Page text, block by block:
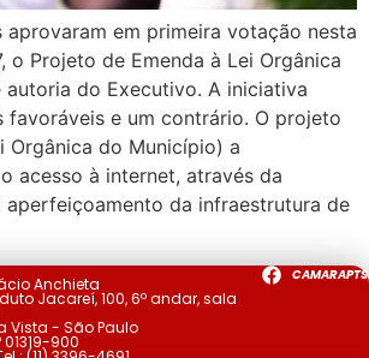
aprovaram em primeira votação nesta
o Projeto de Emenda à Lei Orgânica
autoria do Executivo. A iniciativa
favoráveis e um contrário. O projeto
Orgânica do Município) a
acesso à internet, através da
aperfeiçoamento da infraestrutura de
Anchieta
Jacareí, 100, 6º andar, sala
Vista - São Paulo
01319-900